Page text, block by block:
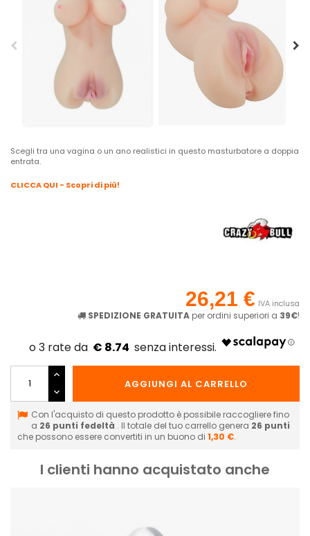
Scegli tra una vagina o un ano realistici in questo masturbatore a doppia
entrata.
CLICCA QUI - Scopri di più!
26,21 € IVA inclusa
SPEDIZIONE GRATUITA per ordini superiori a 39€!
€ 8.74
AGGIUNGI AL CARRELLO
Con l'acquisto di questo prodotto è possibile raccogliere fino
a 26 punti fedeltà . Il totale del tuo carrello genera 26 punti
che possono essere convertiti in un buono di 1,30 €.
I clienti hanno acquistato anche